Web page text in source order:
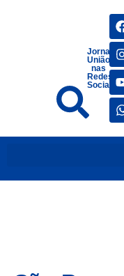
Jornais
União
nas
Redes
Sociais